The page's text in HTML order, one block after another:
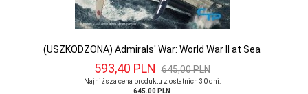
(USZKODZONA) Admirals' War: World War II at Sea
593,40 PLN 645,00 PLN
Najniższa cena produktu z ostatnich 30 dni:
645.00 PLN